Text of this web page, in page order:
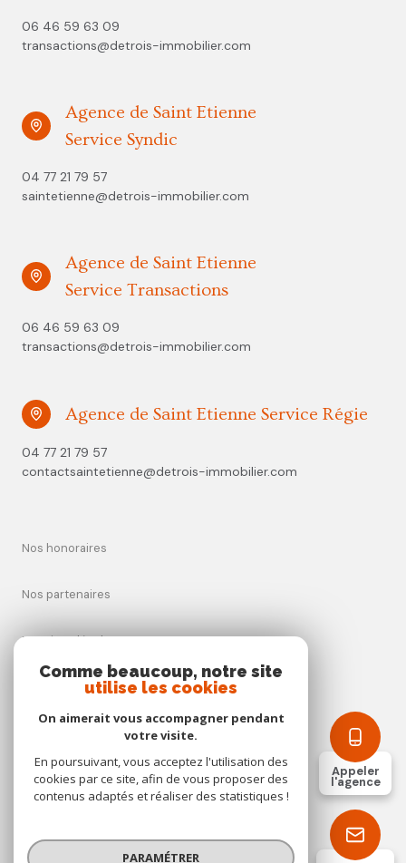
Appeler
l'agence
06 46 59 63 09
transactions@detrois-immobilier.com
Agence de Saint Etienne
Service Syndic
04 77 21 79 57
saintetienne@detrois-immobilier.com
Agence de Saint Etienne
Service Transactions
06 46 59 63 09
transactions@detrois-immobilier.com
Agence de Saint Etienne Service Régie
04 77 21 79 57
contactsaintetienne@detrois-immobilier.com
Nos honoraires
Nos partenaires
Mentions légales
Cookies
© 2026 | Tous droits réservés
Comme beaucoup, notre site
utilise les cookies
On aimerait vous accompagner pendant
votre visite.
En poursuivant, vous acceptez l'utilisation des
cookies par ce site, afin de vous proposer des
contenus adaptés et réaliser des statistiques !
PARAMÉTRER